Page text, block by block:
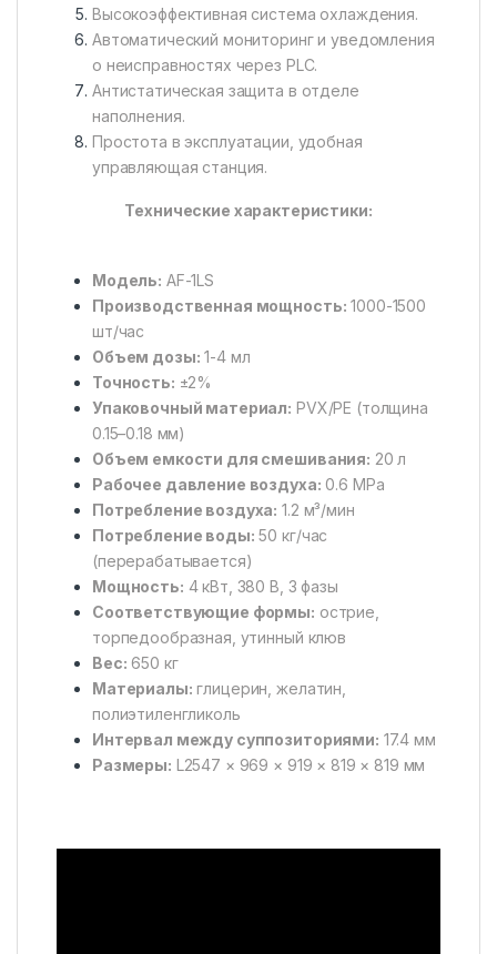
Высокоэффективная система охлаждения.
Автоматический мониторинг и уведомления
о неисправностях через PLC.
Антистатическая защита в отделе
наполнения.
Простота в эксплуатации, удобная
управляющая станция.
Технические характеристики:
Модель: AF-1LS
Производственная мощность: 1000-1500
шт/час
Объем дозы: 1-4 мл
Точность: ±2%
Упаковочный материал: PVX/PE (толщина
0.15–0.18 мм)
Объем емкости для смешивания: 20 л
Рабочее давление воздуха: 0.6 MPa
Потребление воздуха: 1.2 м³/мин
Потребление воды: 50 кг/час
(перерабатывается)
Мощность: 4 кВт, 380 В, 3 фазы
Соответствующие формы: острие,
торпедообразная, утинный клюв
Вес: 650 кг
Материалы: глицерин, желатин,
полиэтиленгликоль
Интервал между суппозиториями: 17.4 мм
Размеры: L2547 × 969 × 919 × 819 × 819 мм